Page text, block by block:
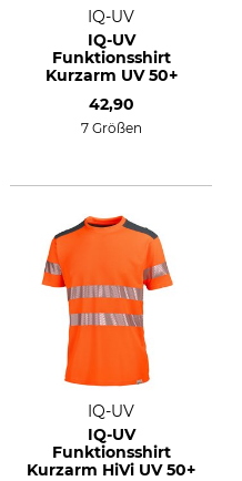
IQ-UV
IQ-UV
Funktionsshirt
Kurzarm UV 50+
42,90
7 Größen
IQ-UV
IQ-UV
Funktionsshirt
Kurzarm HiVi UV 50+